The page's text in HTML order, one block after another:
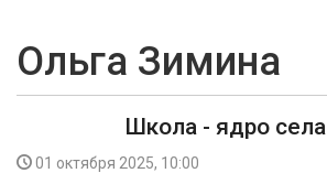
ОБЩЕСТВО
ЭКОНОМИКА
КУЛЬТУРА
Ольга Зимина
Школа - ядро села
01 октября 2025, 10:00